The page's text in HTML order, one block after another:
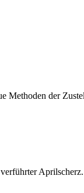
Methoden der